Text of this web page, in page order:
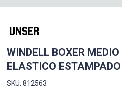
WINDELL BOXER
ELASTICO
SKU: 812563